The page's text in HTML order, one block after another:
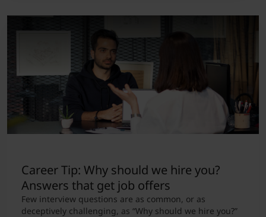
Career Tip: Why should we hire you?
Answers that get job offers
Few interview questions are as common, or as
deceptively challenging, as “Why should we hire you?”